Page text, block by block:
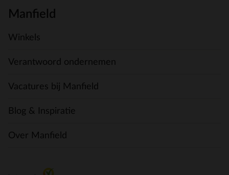
Manfield
Winkels
Verantwoord ondernemen
Vacatures bij Manfield
Blog & Inspiratie
Over Manfield